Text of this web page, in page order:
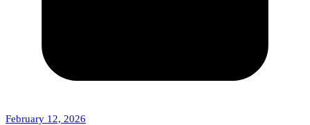
February 12, 2026